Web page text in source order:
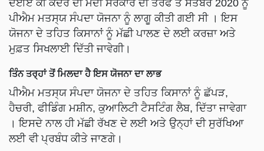
ਦਈਏ ਕੀ ਕੇਂਦਰ ਦੀ ਮੋਦੀ ਸਰਕਾਰ ਦੀ ਤਰਫ ਤੋਂ ਸਤੰਬਰ 2020 ਨੂੰ
ਪੀਐਮ ਮਤਸ੍ਯ ਸੰਪਦਾ ਯੋਜਨਾ ਨੂੰ ਲਾਗੂ ਕੀਤੀ ਗਈ ਸੀ । ਇਸ
ਯੋਜਨਾ ਦੇ ਤਹਿਤ ਕਿਸਾਨਾਂ ਨੂੰ ਮੱਛੀ ਪਾਲਣ ਦੇ ਲਈ ਕਰਜ਼ਾ ਅਤੇ
ਮੁਫ਼ਤ ਸਿਖਲਾਈ ਦਿੱਤੀ ਜਾਵੇਗੀ।
ਤਿੰਨ ਤਰ੍ਹਾਂ ਤੋਂ ਮਿਲਦਾ ਹੈ ਇਸ ਯੋਜਨਾ ਦਾਲਾਭ
ਪੀਐਮ ਮਤਸ੍ਯ ਸੰਪਦਾ ਯੋਜਨਾ ਦੇ ਤਹਿਤ ਕਿਸਾਨਾਂ ਨੂੰ ਛੱਪੜ,
ਹੈਚਰੀ, ਫੀਡਿੰਗ ਮਸ਼ੀਨ, ਕੁਆਲਿਟੀ ਟੈਸਟਿੰਗ ਲੈਬ, ਦਿੱਤਾ ਜਾਵੇਗਾ
। ਇਸਦੇ ਨਾਲ ਹੀ ਮੱਛੀ ਰੱਖਣ ਦੇ ਲਈ ਅਤੇ ਉਨ੍ਹਾਂ ਦੀ ਸੁਰੱਖਿਆ
ਲਈ ਵੀ ਪ੍ਰਬੰਧ ਕੀਤੇ ਜਾਣਗੇ।